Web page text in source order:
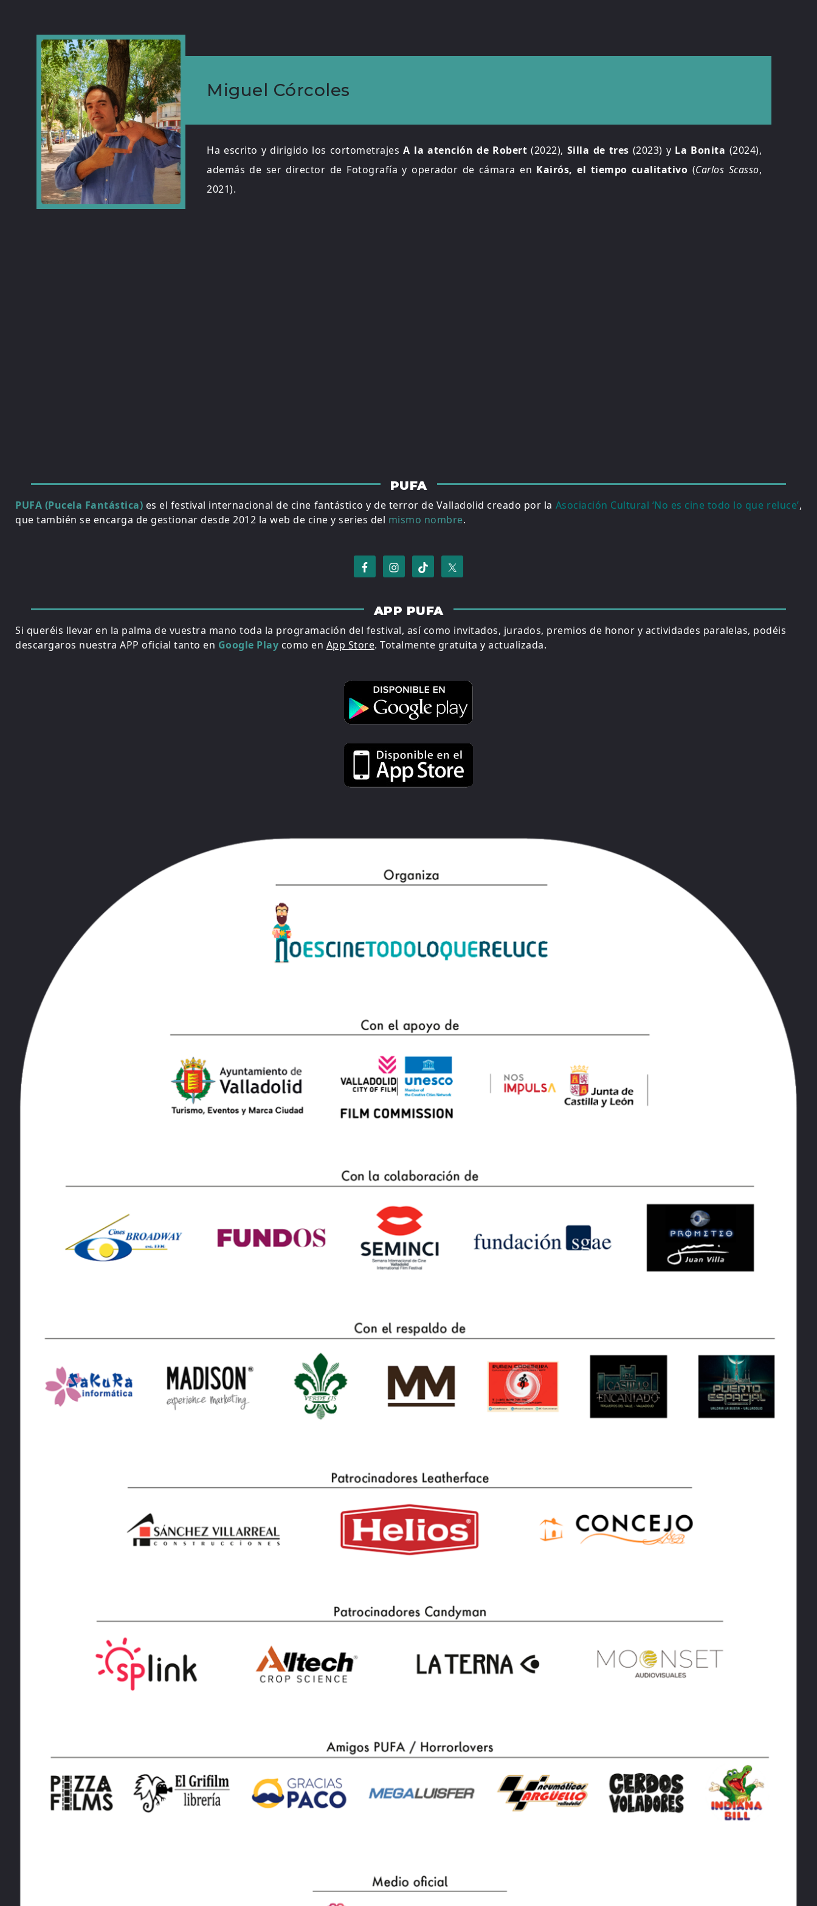
Miguel Córcoles
Ha escrito y dirigido los cortometrajesA la atención de Robert (2022), Silla de tres (2023) y La Bonita (2024),
además de ser director de Fotografía y operador de cámara en Kairós, el tiempo cualitativo (Carlos Scasso,
2021).
PUFA
PUFA (Pucela Fantástica) es el festival internacional de cine fantástico y de terror de Valladolid creado por la Asociación Cultural ‘No es cine todo lo que reluce’,
que también se encarga de gestionar desde 2012 la web de cine y series del mismo nombre.
APP PUFA
Si queréis llevar en la palma de vuestra mano toda la programación del festival, así como invitados, jurados, premios de honor y actividades paralelas, podéis
descargaros nuestra APP oficial tanto en Google Play como en App Store. Totalmente gratuita y actualizada.